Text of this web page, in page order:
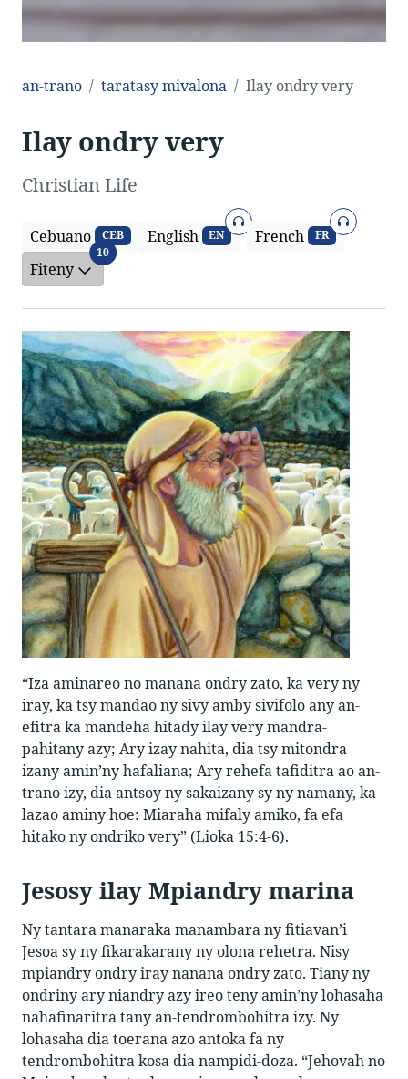
an-trano taratasy mivalona Ilay ondry very
Ilay ondry very
Christian Life
Cebuano CEB English EN
teny
French FR
teny
Fiteny
10Fiteny
“Iza aminareo no manana ondry zato, ka very ny
iray, ka tsy mandao ny sivy amby sivifolo any an-
efitra ka mandeha hitady ilay very mandra-
pahitany azy; Ary izay nahita, dia tsy mitondra
izany amin’ny hafaliana; Ary rehefa tafiditra ao an-
trano izy, dia antsoy ny sakaizany sy ny namany, ka
lazao aminy hoe: Miaraha mifaly amiko, fa efa
hitako ny ondriko very” (Lioka 15:4-6).
Jesosy ilay Mpiandry marina
Ny tantara manaraka manambara ny fitiavan’i
Jesoa sy ny fikarakarany ny olona rehetra. Nisy
mpiandry ondry iray nanana ondry zato. Tiany ny
ondriny ary niandry azy ireo teny amin’ny lohasaha
nahafinaritra tany an-tendrombohitra izy. Ny
lohasaha dia toerana azo antoka fa ny
tendrombohitra kosa dia nampidi-doza. “Jehovah no